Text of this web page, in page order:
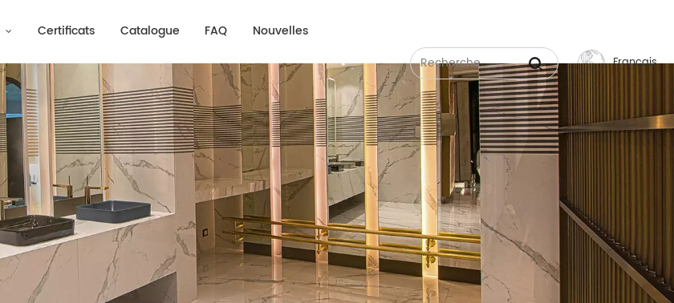
Certificats Catalogue FAQ Nouvelles
Français
English
Русский
Español